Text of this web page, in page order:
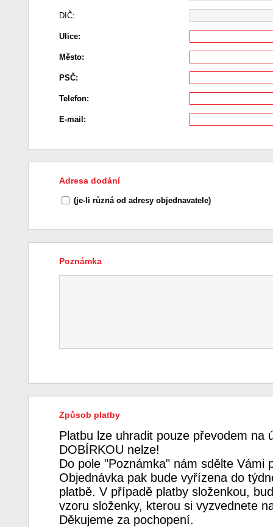
DIČ:
Ulice:
Město:
PSČ:
Telefon:
E-mail:
Adresa dodání
(je-li různá od adresy objednavatele)
Poznámka
Způsob platby
Platbu lze uhradit pouze převodem na
DOBÍRKOU nelze!
Do pole "Poznámka" nám sdělte Vámi
Objednávka pak bude vyřízena do
platbě. V případě platby složenkou,
vzoru složenky, kterou si vyzvednete
Děkujeme za pochopení.